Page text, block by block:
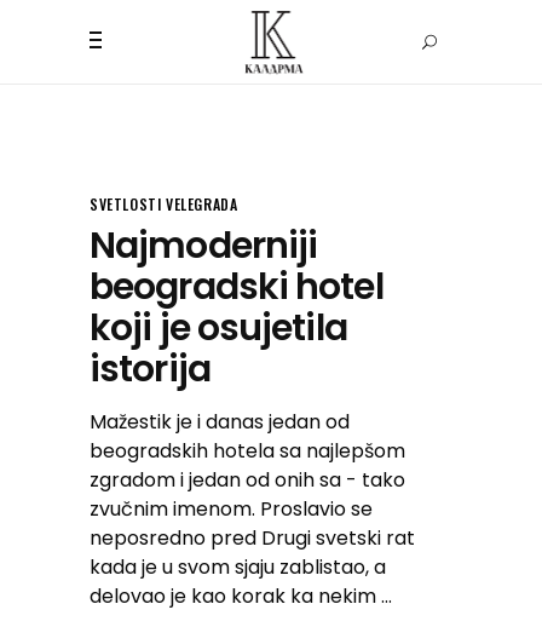
SVETLOSTI VELEGRADA
Najmoderniji
beogradski hotel
koji je osujetila
istorija
Mažestik je i danas jedan od
beogradskih hotela sa najlepšom
zgradom i jedan od onih sa - tako
zvučnim imenom. Proslavio se
neposredno pred Drugi svetski rat
kada je u svom sjaju zablistao, a
delovao je kao korak ka nekim